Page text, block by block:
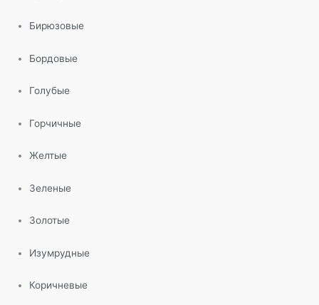
Бирюзовые
Бордовые
Голубые
Горчичные
Желтые
Зеленые
Золотые
Изумрудные
Коричневые